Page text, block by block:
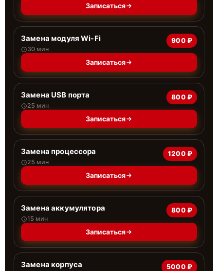
Записаться
Замена модуля Wi-Fi
30 мин
900 ₽
Записаться
Замена USB порта
25 мин
800 ₽
Записаться
Замена процессора
25 мин
1200 ₽
Записаться
Замена аккумулятора
15 мин
800 ₽
Записаться
Замена корпуса 5000 ₽